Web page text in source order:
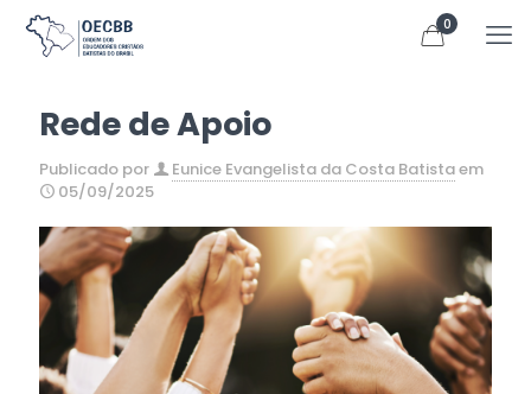
0
Rede de Apoio
Publicado por Eunice Evangelista da Costa Batistaem
05/09/2025